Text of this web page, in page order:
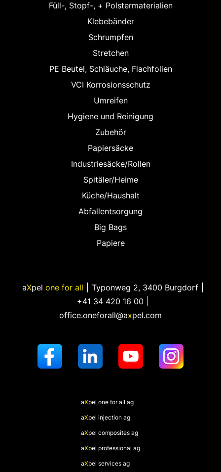
Füll-, Stopf-, + Polstermaterialien
Klebebänder
Schrumpfen
Stretchen
PE Beutel, Schläuche, Flachfolien
VCI Korrosionsschutz
Umreifen
Hygiene und Reinigung
Zubehör
Papiersäcke
Industriesäcke/Rollen
Spitäler/Heime
Küche/Haushalt
Abfallentsorgung
Big Bags
Papiere
aXpel one for all Typonweg 2, 3400 Burgdorf
+41 34 420 16 00
office.oneforall@axpel.com
aXpel one for all ag
aXpel injection ag
aXpel composites ag
aXpel professional ag
aXpel services ag